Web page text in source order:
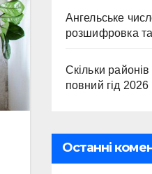
Ангельське
розшифровка
Скільки районів
повний гід 2026
Останні